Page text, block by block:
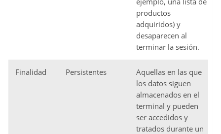
productos
adquiridos) y
desaparecen al
terminar la sesión.
Finalidad Persistentes
Aquellas en las que
los datos siguen
almacenados en el
terminal y pueden
ser accedidos y
tratados durante un